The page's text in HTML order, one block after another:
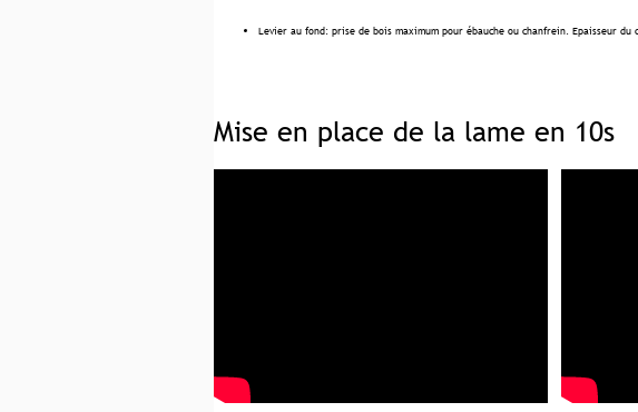
Levier au fond: prise de bois maximum pour ébauche ou chanfrein. Epaisseur
Mise en place de la lame en 10s